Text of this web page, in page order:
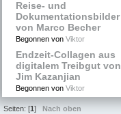
Reise- und
Dokumentationsbilder
von Marco Becher
Begonnen von Viktor
Endzeit-Collagen aus
digitalem Treibgut von
Jim Kazanjian
Begonnen von Viktor
Seiten: [1] Nach oben